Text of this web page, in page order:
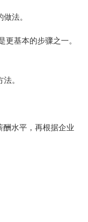
法。
基本的步骤之一。
。
水平，再根据企业